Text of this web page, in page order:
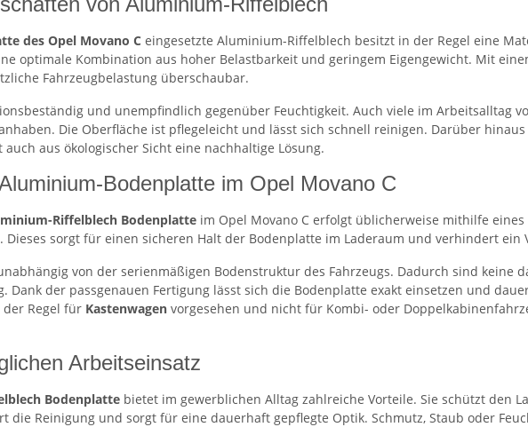
des Opel Movano C eingesetzte Aluminium-Riffelblech besitzt in der Regel eine
optimale Kombination aus hoher Belastbarkeit und geringem Eigengewicht. Mit
Fahrzeugbelastung überschaubar.
und unempfindlich gegenüber Feuchtigkeit. Auch viele im Arbeitsalltag
Die Oberfläche ist pflegeleicht und lässt sich schnell reinigen. Darüber
aus ökologischer Sicht eine nachhaltige Lösung.
Bodenplatte im Opel Movano C
Riffelblech Bodenplatte im Opel Movano C erfolgt üblicherweise mithilfe
Dieses sorgt für einen sicheren Halt der Bodenplatte im Laderaum und verhindert ein
von der serienmäßigen Bodenstruktur des Fahrzeugs. Dadurch sind keine
Dank der passgenauen Fertigung lässt sich die Bodenplatte exakt einsetzen und
Regel für Kastenwagen vorgesehen und nicht für Kombi- oder
Arbeitseinsatz
Bodenplatte bietet im gewerblichen Alltag zahlreiche Vorteile. Sie schützt den
die Reinigung und sorgt für eine dauerhaft gepflegte Optik. Schmutz, Staub oder